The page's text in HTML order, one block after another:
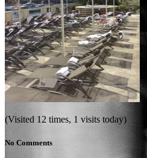
(Visited 12 times, 1 visits today)
No Comments